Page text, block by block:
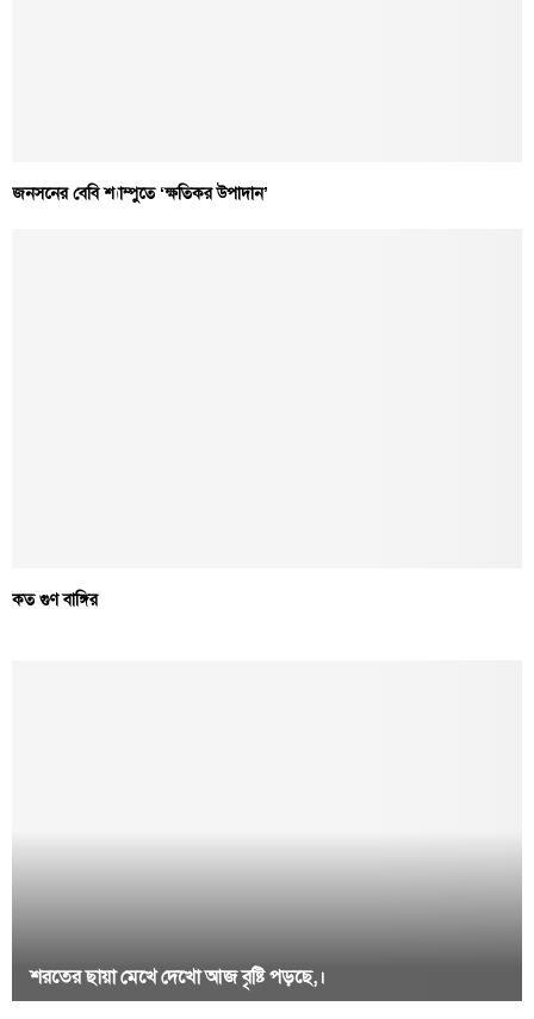
জনসনের বেবি শ্যাম্পুতে ‘ক্ষতিকর উপাদান’
কত গুণ বাঙ্গির
শরতের ছায়া মেখে দেখো আজ বৃষ্টি পড়ছে,।